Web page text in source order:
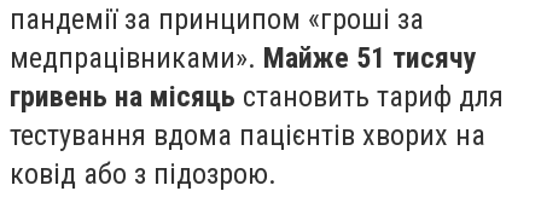
пандемії за принципом «гроші за
медпрацівниками». Майже 51 тисячу
гривень на місяць становить тариф для
тестування вдома пацієнтів хворих на
ковід або з підозрою.